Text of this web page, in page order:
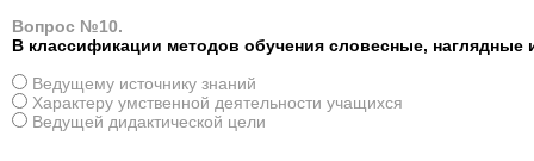
Вопрос №10.
В классификации методов обучения словесные,
Ведущему источнику знаний
Характеру умственной деятельности учащихся
Ведущей дидактической цели